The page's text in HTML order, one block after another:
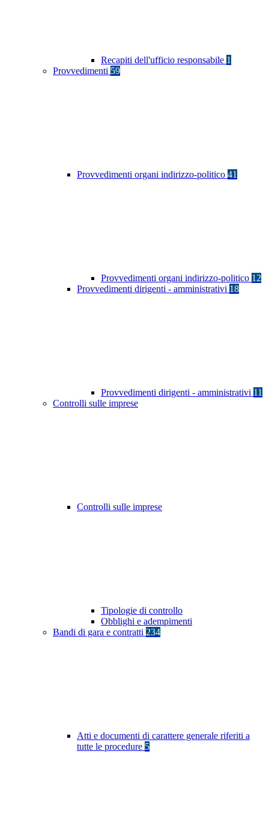
Recapiti dell'ufficio responsabile 1
Provvedimenti 59
Provvedimenti organi indirizzo-politico 41
Provvedimenti organi indirizzo-politico 12
Provvedimenti dirigenti - amministrativi 18
Provvedimenti dirigenti - amministrativi 11
Controlli sulle imprese
Controlli sulle imprese
Tipologie di controllo
Obblighi e adempimenti
Bandi di gara e contratti 234
Atti e documenti di carattere generale riferiti a
tutte le procedure 5